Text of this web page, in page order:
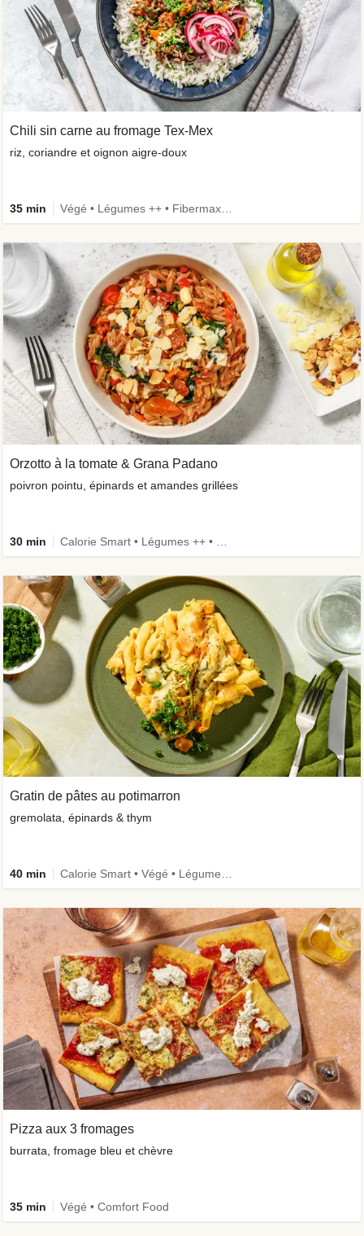
Chili sin carne au fromage Tex-Mex
riz, coriandre et oignon aigre-doux
35 min
Orzotto à la tomate & Grana Padano
poivron pointu, épinards et amandes grillées
30 min
Gratin de pâtes au potimarron
gremolata, épinards & thym
40 min
Pizza aux 3 fromages
burrata, fromage bleu et chèvre
35 min Végé • Comfort Food